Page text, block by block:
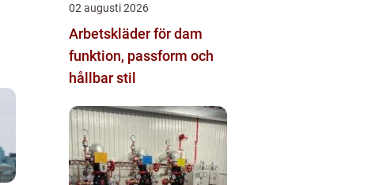
02 augusti 2026
Arbetskläder för dam
funktion, passform och
hållbar stil